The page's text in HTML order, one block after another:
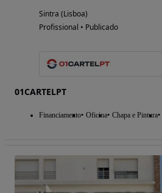
Sintra (Lisboa)
Profissional • Publicado
01CARTELPT
Financiamento Oficina Chapa e Pintura